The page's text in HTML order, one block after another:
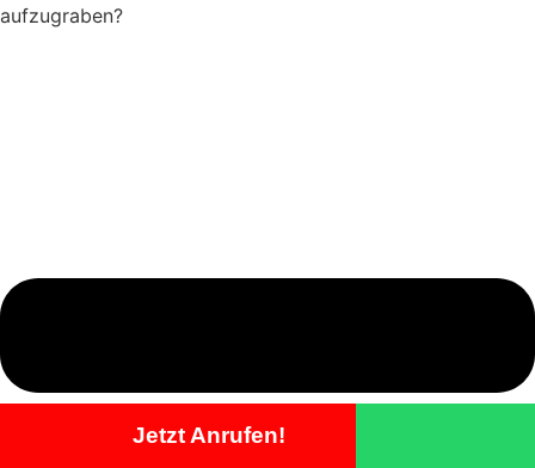
aufzugraben?
Jetzt Anrufen!